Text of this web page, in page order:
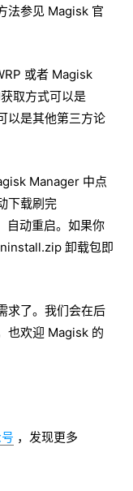
法参见 Magisk 官
或者 Magisk
取方式可以是
以是其他第三方论
Manager 中点
下载刷完
自动重启。如果你
卸载包即
求了。我们会在后
也欢迎 Magisk 的
，发现更多